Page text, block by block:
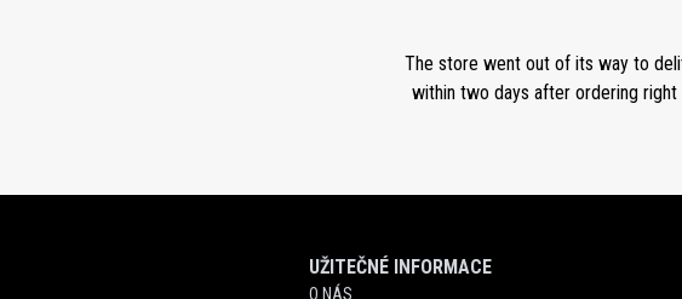
The store went out of its way to
within two days after ordering
UŽITEČNÉ INFORMACE
O NÁS